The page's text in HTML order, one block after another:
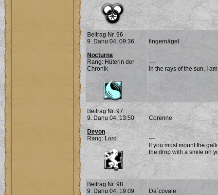
Beitrag Nr. 96
9. Danu 04, 09:36
Nocturna
Rang: Hüterin der
Chronik
fingernägel
---
In the rays of the sun, I
Beitrag Nr. 97
9. Danu 04, 13:50
Devon
Rang: Lord
Corenne
---
If you must mount the
the drop with a smile on
Beitrag Nr. 98
9. Danu 04, 19:09
Da´covale